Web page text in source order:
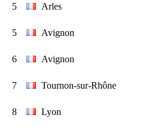
5 Arles
5 Avignon
6 Avignon
7 Tournon-sur-Rhône
8 Lyon